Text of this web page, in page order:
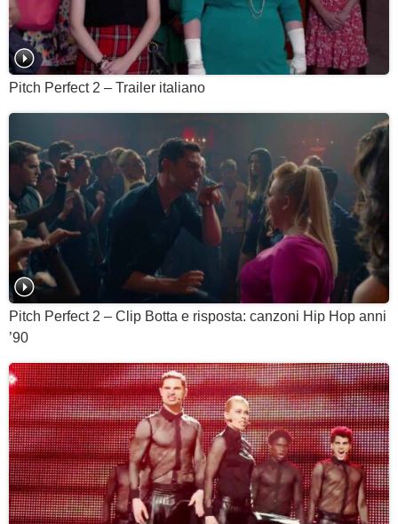
Pitch Perfect 2 – Trailer italiano
Pitch Perfect 2 – Clip Botta e risposta: canzoni Hip Hop anni
’90